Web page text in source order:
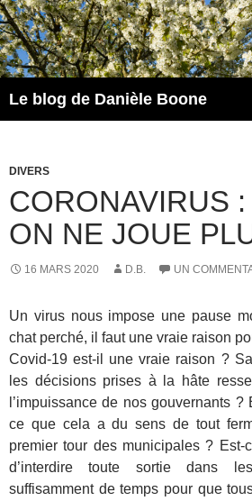
Aller
au
contenu
Le blog de Danièle Boone
DIVERS
CORONAVIRUS
ON NE JOUE
16 MARS 2020 D.B. UN
Un virus nous impose une pause
chat perché, il faut une vraie raison
Covid-19 est-il une vraie raison ?
les décisions prises à la hâte
l’impuissance de nos gouvernants ?
ce que cela a du sens de tout
premier tour des municipales ?
d’interdire toute sortie dans
suffisamment de temps pour que